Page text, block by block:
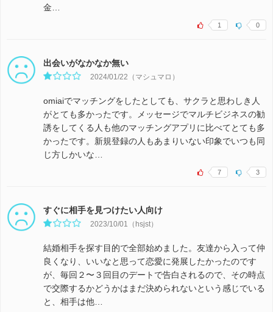
金…
1 0
出会いがなかなか無い
2024/01/22（マシュマロ）
omiaiでマッチングをしたとしても、サクラと思わしき人
がとても多かったです。メッセージでマルチビジネスの勧
誘をしてくる人も他のマッチングアプリに比べてとても多
かったです。新規登録の人もあまりいない印象でいつも同
じ方しかいな…
7 3
すぐに相手を見つけたい人向け
2023/10/01（hsjst）
結婚相手を探す目的で全部始めました。友達から入って仲
良くなり、いいなと思って恋愛に発展したかったのです
が、毎回２〜３回目のデートで告白されるので、その時点
で交際するかどうかはまだ決められないという感じでいる
と、相手は他…